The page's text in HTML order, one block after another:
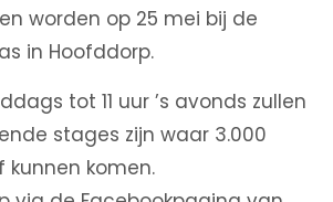
worden op 25 mei bij de
in Hoofddorp.
tot 11 uur ’s avonds zullen
stages zijn waar 3.000
kunnen komen.